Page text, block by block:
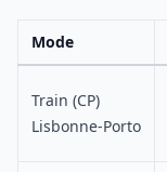
Mode
Train (CP)
Lisbonne-Porto